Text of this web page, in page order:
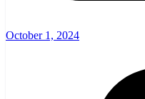
October 1, 2024